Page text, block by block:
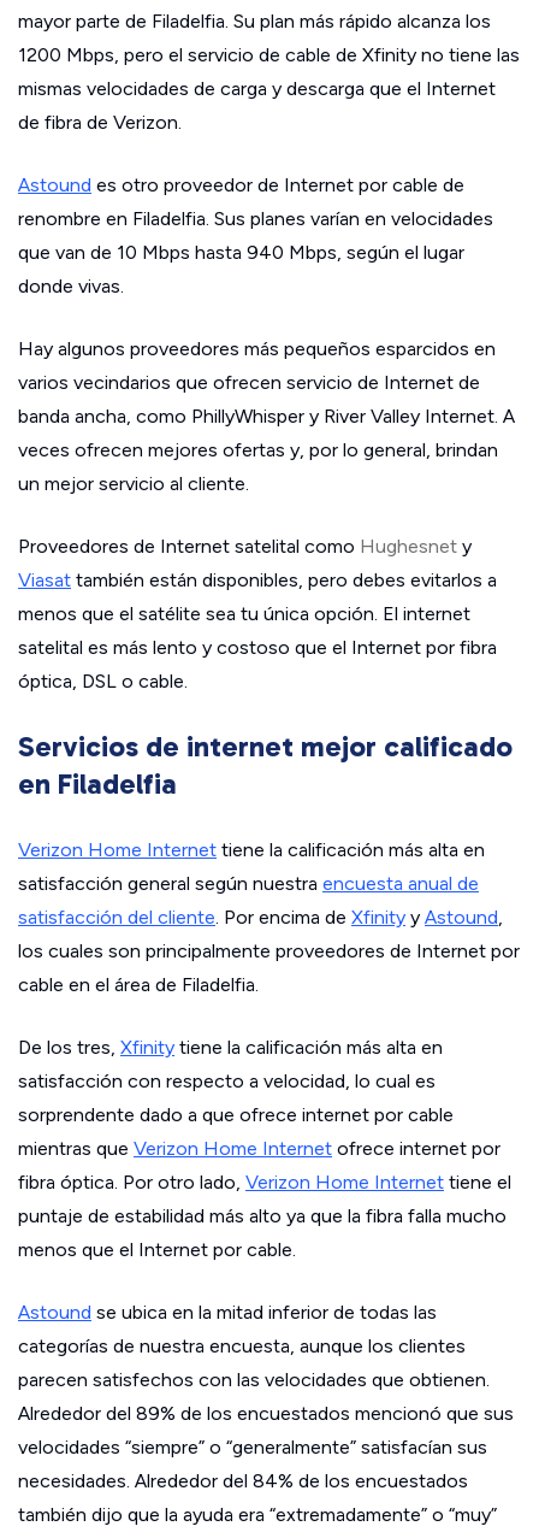
mayor parte de Filadelfia. Su plan más rápido alcanza los
1200 Mbps, pero el servicio de cable de Xfinity no tiene las
mismas velocidades de carga y descarga que el Internet
de fibra de Verizon.
Astound es otro proveedor de Internet por cable de
renombre en Filadelfia. Sus planes varían en velocidades
que van de 10 Mbps hasta 940 Mbps, según el lugar
donde vivas.
Hay algunos proveedores más pequeños esparcidos en
varios vecindarios que ofrecen servicio de Internet de
banda ancha, como PhillyWhisper y River Valley Internet. A
veces ofrecen mejores ofertas y, por lo general, brindan
un mejor servicio al cliente.
Proveedores de Internet satelital como Hughesnet y
Viasat también están disponibles, pero debes evitarlos a
menos que el satélite sea tu única opción. El internet
satelital es más lento y costoso que el Internet por fibra
óptica, DSL o cable.
Servicios de internet mejor calificado
en Filadelfia
Verizon Home Internet tiene la calificación más alta en
satisfacción general según nuestra encuesta anual de
satisfacción del cliente. Por encima de Xfinity y Astound,
los cuales son principalmente proveedores de Internet por
cable en el área de Filadelfia.
De los tres, Xfinity tiene la calificación más alta en
satisfacción con respecto a velocidad, lo cual es
sorprendente dado a que ofrece internet por cable
mientras que Verizon Home Internet ofrece internet por
fibra óptica. Por otro lado, Verizon Home Internet tiene el
puntaje de estabilidad más alto ya que la fibra falla mucho
menos que el Internet por cable.
Astound se ubica en la mitad inferior de todas las
categorías de nuestra encuesta, aunque los clientes
parecen satisfechos con las velocidades que obtienen.
Alrededor del 89% de los encuestados mencionó que sus
velocidades “siempre” o “generalmente” satisfacían sus
necesidades. Alrededor del 84% de los encuestados
también dijo que la ayuda era “extremadamente” o “muy”